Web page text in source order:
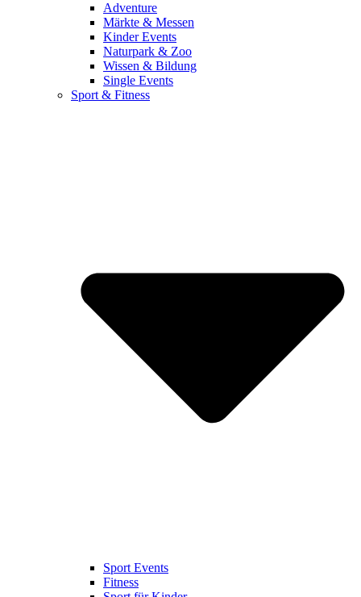
Adventure
Märkte & Messen
Kinder Events
Naturpark & Zoo
Wissen & Bildung
Single Events
Sport & Fitness
Sport Events
Fitness